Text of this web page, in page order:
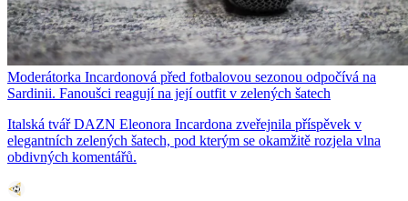
Moderátorka Incardonová před fotbalovou sezonou odpočívá na
Sardinii. Fanoušci reagují na její outfit v zelených šatech
Italská tvář DAZN Eleonora Incardona zveřejnila příspěvek v
elegantních zelených šatech, pod kterým se okamžitě rozjela vlna
obdivných komentářů.